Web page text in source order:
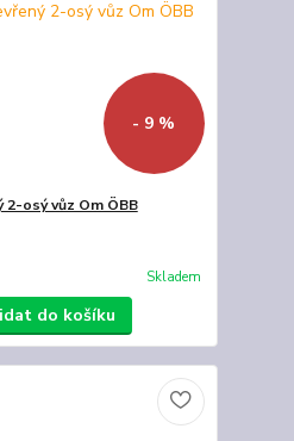
- 9 %
osý vůz Om ÖBB
Skladem
do košíku